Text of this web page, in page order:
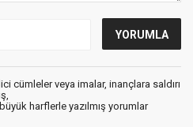
cümleler veya imalar, inançlara saldırı
harflerle yazılmış yorumlar